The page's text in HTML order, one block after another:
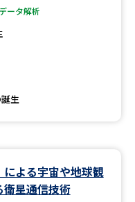
ータ解析
生
による宇宙や地球観
衛星通信技術